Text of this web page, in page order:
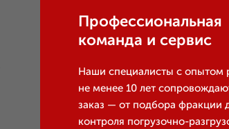
Профессиональная
команда и сервис
Наши специалисты с опытом
не менее 10 лет
заказ — от подбора фракции
контроля погрузочно-